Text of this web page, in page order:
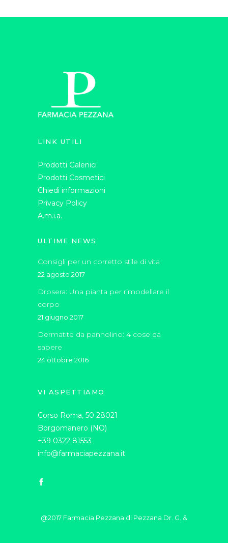
LINK UTILI
Prodotti Galenici
Prodotti Cosmetici
Chiedi informazioni
Privacy Policy
A.m.i.a.
ULTIME NEWS
Consigli per un corretto stile di vita
22 agosto 2017
Drosera: Una pianta per rimodellare il
corpo
21 giugno 2017
Dermatite da pannolino: 4 cose da
sapere
24 ottobre 2016
VI ASPETTIAMO
Corso Roma, 50 28021
Borgomanero (NO)
+39 0322 81553
info@farmaciapezzana.it
@2017 Farmacia Pezzana di Pezzana Dr. G. &